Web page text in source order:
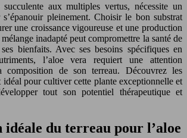
aux multiples vertus, nécessite un
s’épanouir pleinement. Choisir le bon substrat
une croissance vigoureuse et une production
inadapté peut compromettre la santé de
bienfaits. Avec ses besoins spécifiques en
l’aloe vera requiert une attention
composition de son terreau. Découvrez les
idéal pour cultiver cette plante exceptionnelle et
tout son potentiel thérapeutique et
idéale du terreau pour l’aloe